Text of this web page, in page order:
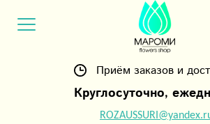
Приём заказов и
Круглосуточно,